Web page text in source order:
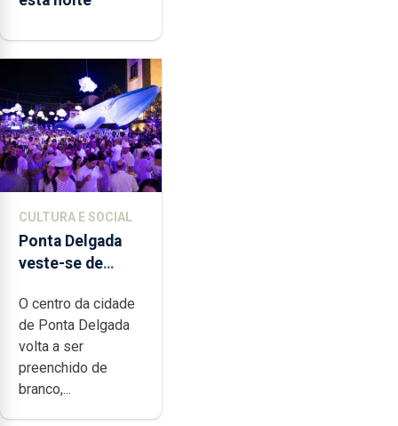
CULTURA E SOCIAL
Ponta Delgada
veste-se de
O centro da cidade
de Ponta Delgada
volta a ser
preenchido de
branco,...